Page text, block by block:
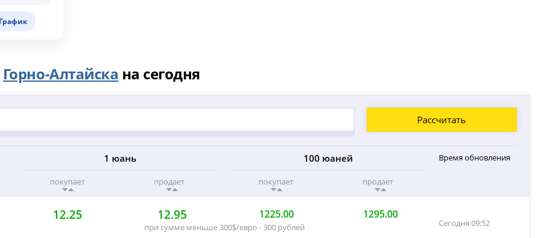
График
Горно-Алтайска на сегодня
Рассчитать
1 юань
покупает продает
100 юаней
покупает продает
Время обновления
12.25 12.95 1225.00 1295.00
при сумме меньше 300$/евро - 300 рублей Сегодня 09:52